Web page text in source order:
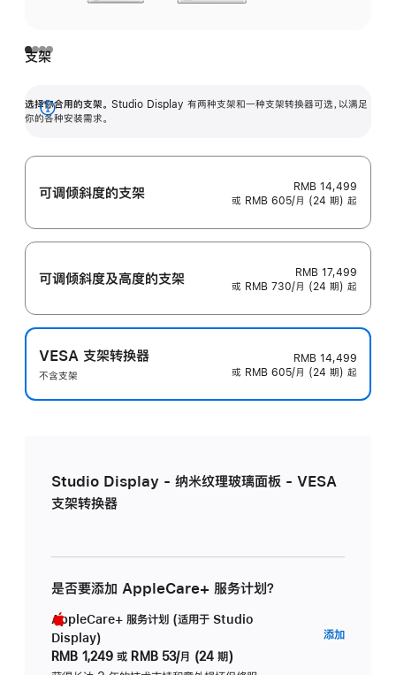
支架
选择你合用的支架。 Studio Display 有两种支架和一种支架转换器可选，以满足
你的各种安装需求。
展
可调倾斜度的支架
RMB 14,499
或 RMB 605/月 (24 期) 起
可调倾斜度及高‍度的支‍架
RMB 17,499
或 RMB 730/月 (24 期) 起
VESA 支架转换器
不含支架
RMB 14,499
或 RMB 605/月 (24 期) 起
Studio Display - 纳米纹理玻璃面板 - VESA
支架转换器
是否要添加 AppleCare+ 服务计划？
AppleCare+ 服务计划 (适用于 Studio
Display)
RMB 1,249 或 RMB 53/月 (24 期)
添加